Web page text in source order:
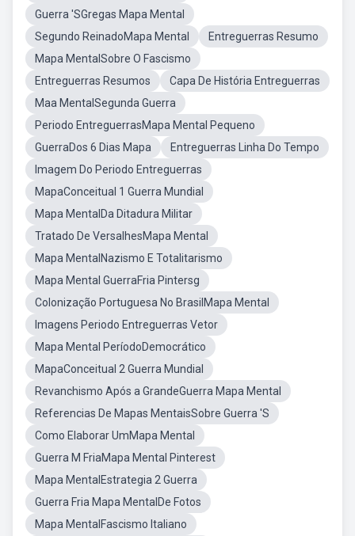
Guerra 'SGregas Mapa Mental
Segundo ReinadoMapa Mental
Entreguerras Resumo
Mapa MentalSobre O Fascismo
Entreguerras Resumos
Capa De História Entreguerras
Maa MentalSegunda Guerra
Periodo EntreguerrasMapa Mental Pequeno
GuerraDos 6 Dias Mapa
Entreguerras Linha Do Tempo
Imagem Do Periodo Entreguerras
MapaConceitual 1 Guerra Mundial
Mapa MentalDa Ditadura Militar
Tratado De VersalhesMapa Mental
Mapa MentalNazismo E Totalitarismo
Mapa Mental GuerraFria Pintersg
Colonização Portuguesa No BrasilMapa Mental
Imagens Periodo Entreguerras Vetor
Mapa Mental PeríodoDemocrático
MapaConceitual 2 Guerra Mundial
Revanchismo Após a GrandeGuerra Mapa Mental
Referencias De Mapas MentaisSobre Guerra 'S
Como Elaborar UmMapa Mental
Guerra M FriaMapa Mental Pinterest
Mapa MentalEstrategia 2 Guerra
Guerra Fria Mapa MentalDe Fotos
Mapa MentalFascismo Italiano